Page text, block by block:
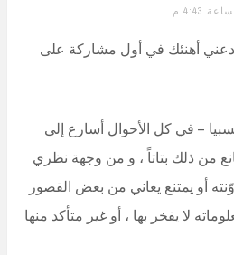
أهنئك في أول مشاركة على
– في كل الأحوال أسارع إلى
من ذلك بتاتاً ، و من وجهة نظري
أو يمتنع يعاني من بعض القصور
لا يفخر بها ، أو غير متأكد منها